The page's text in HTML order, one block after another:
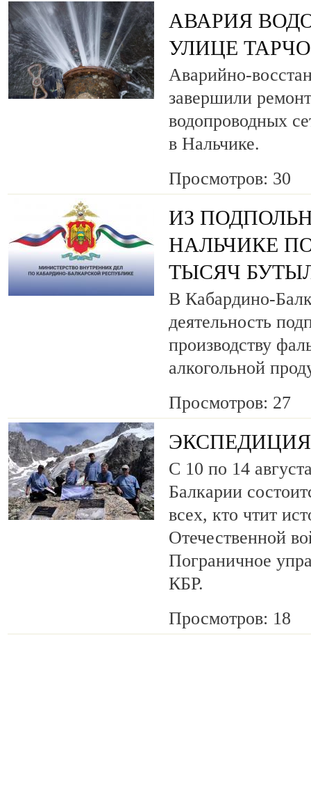
АВАРИЯ
УЛИЦЕ
Аварийно-
завершили
водопроводных
в Нальчике.
Просмотров: 30
ИЗ
НАЛЬЧИКЕ
ТЫСЯЧ
В Кабардино-
деятельность
производству
алкогольной
Просмотров: 27
С 10 по 14
Балкарии
всех, кто чтит
Отечественной
Пограничное
КБР.
Просмотров: 18